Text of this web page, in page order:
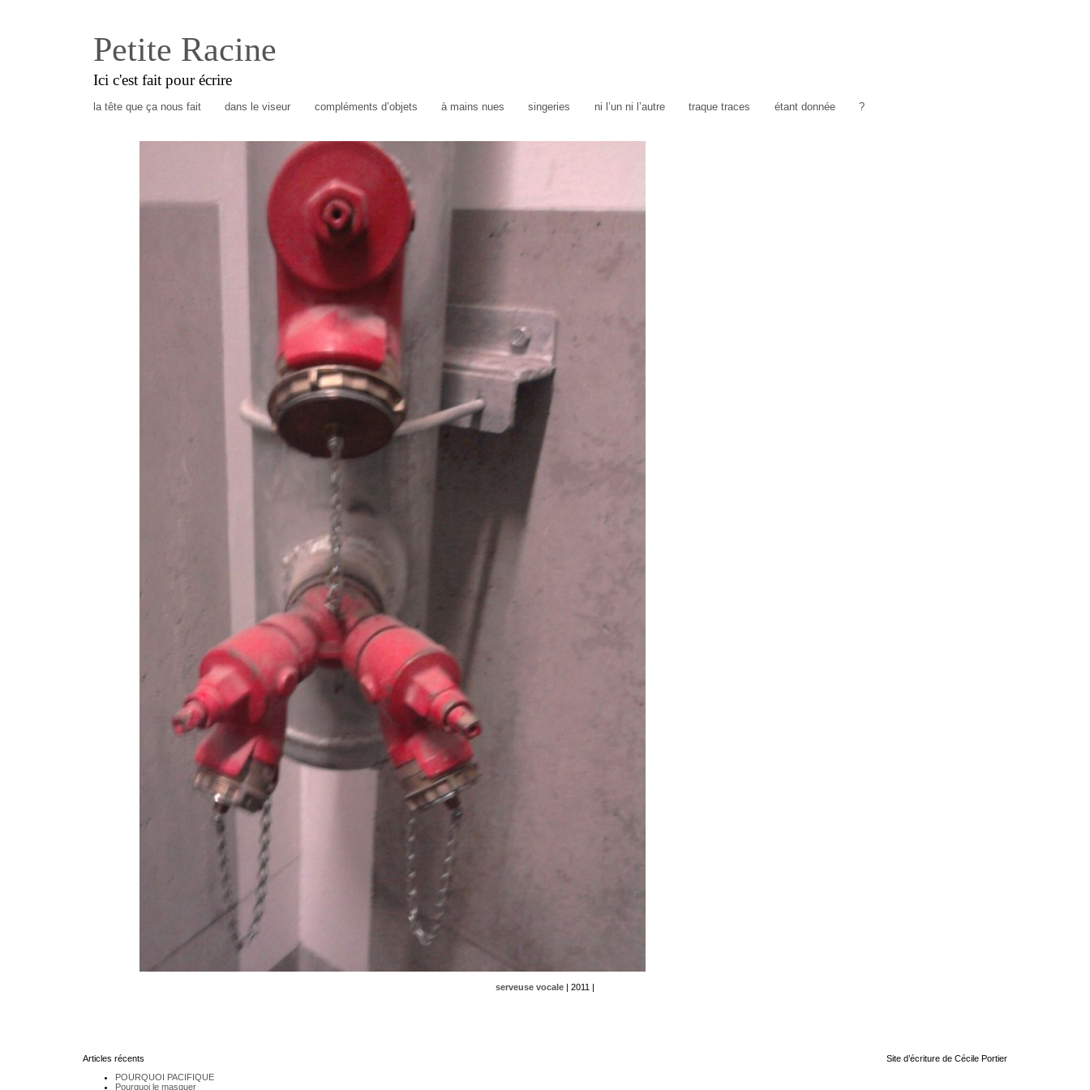
Petite Racine
Ici c'est fait pour écrire
la tête que ça nous fait dans le viseur compléments d’objets à mains nues singeries ni l’un ni l’autre traque traces étant donnée ?
serveuse vocale | 2011 |
Articles récents
POURQUOI PACIFIQUE
Pourquoi le masquer
Site d’écriture de Cécile Portier